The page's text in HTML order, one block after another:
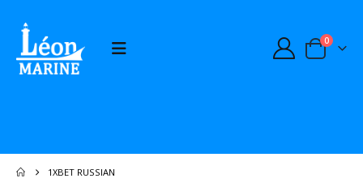
0
1XBET RUSSIAN